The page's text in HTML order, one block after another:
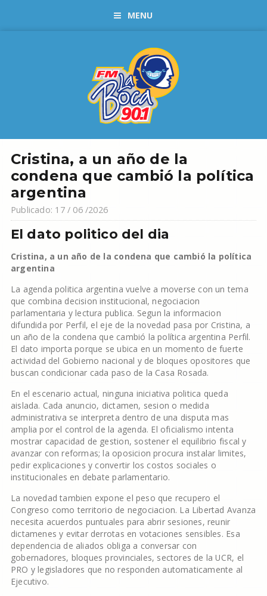
MENU
Cristina, a un año de la
condena que cambió la política
argentina
Publicado: 17 / 06 /2026
El dato politico del dia
Cristina, a un año de la condena que cambió la política
argentina
La agenda politica argentina vuelve a moverse con un tema
que combina decision institucional, negociacion
parlamentaria y lectura publica. Segun la informacion
difundida por Perfil, el eje de la novedad pasa por Cristina, a
un año de la condena que cambió la política argentina Perfil.
El dato importa porque se ubica en un momento de fuerte
actividad del Gobierno nacional y de bloques opositores que
buscan condicionar cada paso de la Casa Rosada.
En el escenario actual, ninguna iniciativa politica queda
aislada. Cada anuncio, dictamen, sesion o medida
administrativa se interpreta dentro de una disputa mas
amplia por el control de la agenda. El oficialismo intenta
mostrar capacidad de gestion, sostener el equilibrio fiscal y
avanzar con reformas; la oposicion procura instalar limites,
pedir explicaciones y convertir los costos sociales o
institucionales en debate parlamentario.
La novedad tambien expone el peso que recupero el
Congreso como territorio de negociacion. La Libertad Avanza
necesita acuerdos puntuales para abrir sesiones, reunir
dictamenes y evitar derrotas en votaciones sensibles. Esa
dependencia de aliados obliga a conversar con
gobernadores, bloques provinciales, sectores de la UCR, el
PRO y legisladores que no responden automaticamente al
Ejecutivo.